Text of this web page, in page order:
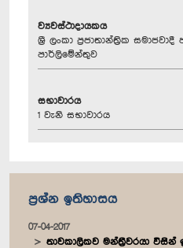
ව්‍යවස්ථාදායකය
ශ්‍රී ලංකා ප්‍රජාතාන්ත්‍රික
පාර්ලිමේන්තුව
සභාවාරය
1 වැනි සභාවාරය
ප්‍රශ්න ඉතිහාසය
07-04-2017
තාවකාලිකව මන්ත්‍රීවරයා විසින්